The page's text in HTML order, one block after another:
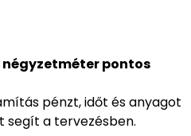
pontos
pénzt, időt és anyagot
segít a tervezésben.